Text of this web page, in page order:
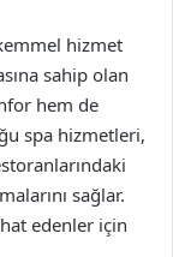
hizmet
sahip olan
hem de
spa hizmetleri,
sağlar.
edenler için